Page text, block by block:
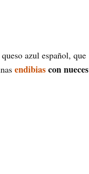
azul español, que
endibiascon nueces